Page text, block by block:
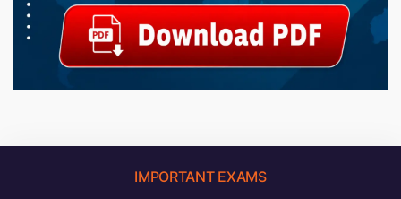
IMPORTANT EXAMS